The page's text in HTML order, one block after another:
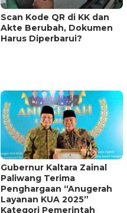
Scan Kode QR di KK dan
Akte Berubah, Dokumen
Harus Diperbarui?
Gubernur Kaltara Zainal
Paliwang Terima
Penghargaan “Anugerah
Layanan KUA 2025”
Kategori Pemerintah